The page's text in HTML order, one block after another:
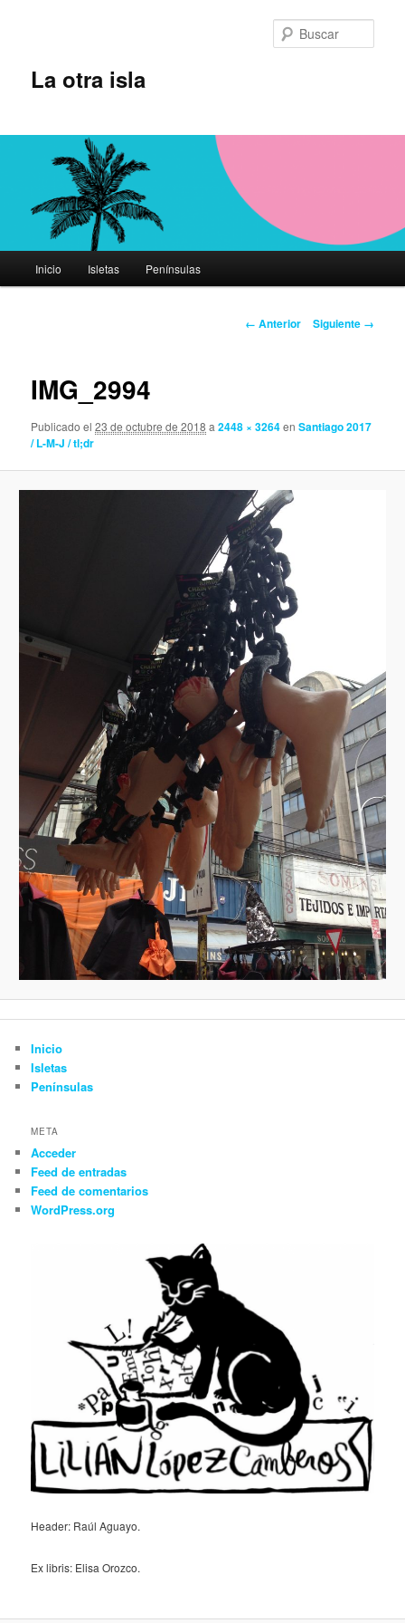
La otra isla
Inicio Isletas Penínsulas
Navegador
← Anterior Siguiente →
IMG_2994
Publicado el 23 de octubre de 2018 a2448 × 3264enSantiago 2017
/ L-M-J / tl;dr
Inicio
Isletas
Penínsulas
META
Acceder
Feed de entradas
Feed de comentarios
WordPress.org
Header: Raúl Aguayo.
Ex libris: Elisa Orozco.